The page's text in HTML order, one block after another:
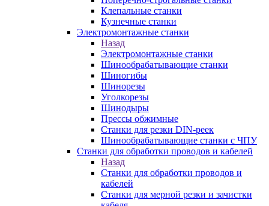
Клепальные станки
Кузнечные станки
Электромонтажные станки
Назад
Электромонтажные станки
Шинообрабатывающие станки
Шиногибы
Шинорезы
Уголкорезы
Шинодыры
Прессы обжимные
Станки для резки DIN-реек
Шинообрабатывающие станки с ЧПУ
Станки для обработки проводов и кабелей
Назад
Станки для обработки проводов и
кабелей
Станки для мерной резки и зачистки